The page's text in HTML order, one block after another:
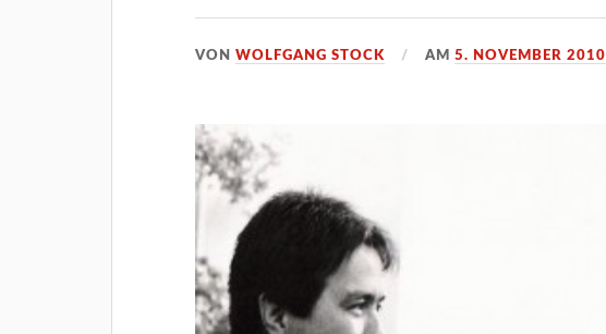
VONWOLFGANG STOCK AM5. NOVEMBER 2010